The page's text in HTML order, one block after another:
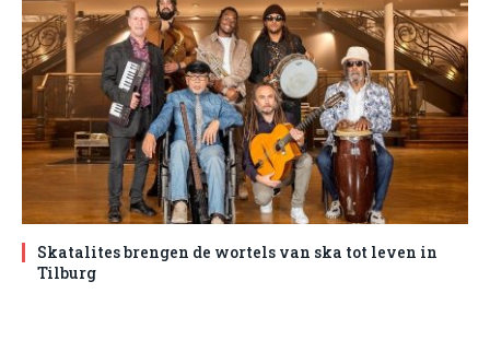
Skatalites brengen de wortels van ska tot leven in
Tilburg